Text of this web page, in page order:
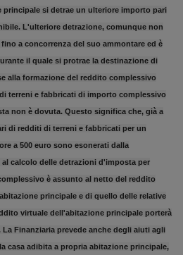
si detrae un ulteriore importo pari
L'ulteriore detrazione, comunque non
a concorrenza del suo ammontare ed è
il quale si protrae la destinazione di
alla formazione del reddito complessivo
terreni e fabbricati di importo complessivo
non è dovuta. Questo significa che, già a
di redditi di terreni e fabbricati per un
a 500 euro sono esonerati dalla
calcolo delle detrazioni d'imposta per
è assunto al netto del reddito
principale e di quello delle relative
virtuale dell'abitazione principale porterà
Finanziaria prevede anche degli aiuti agli
casa adibita a propria abitazione principale,